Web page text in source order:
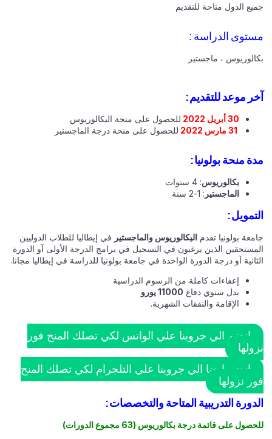
جميع الدول متاحة للتقديم
مستوى الدراسة :
بكالوريوس ، ماجستير
آخر موعد للتقديم:
30 أبريل 2022
للحصول على منحة البكالوريوس
31 مارس 2022
للحصول على منحة درجة الماجستير
مدة منحة بولونيا:
بكالوريوس: 4 سنوات
الماجستير : 1-2 سنة
التمويل:
جامعة بولونيا تقدم البكالوريوس والماجستير في إيطاليا للطلاب الدوليين
المستحقين الذين يرغبون في التسجيل في برامج الدرجة الأولى آو الدورة
الثانية آو درجة الدورة الواحدة في جامعة بولونيا للدراسة في إيطاليا مجانا.
إعفاءات كاملة من الرسوم الدراسية
بدل سنوي دفاع 11000 يورو
الإقامة والنفقات الشهرية.
انضم الي جروبنا علي الواتس لكي تصلك المنح فور
نزولها
انضم ايضا الي جروبنا علي التلجرام لكي تصلك المنح
فور نزولها
الدورة التدريبية المتاحة والتخصصات:
للحصول على قائمة درجة بكالوريوس (63 مجموع الدورات)